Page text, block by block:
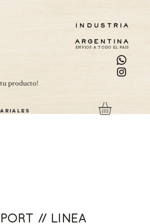
INDUSTRIA
ARGENTINA
ENVIOS A TODO EL PAIS
// LINEA